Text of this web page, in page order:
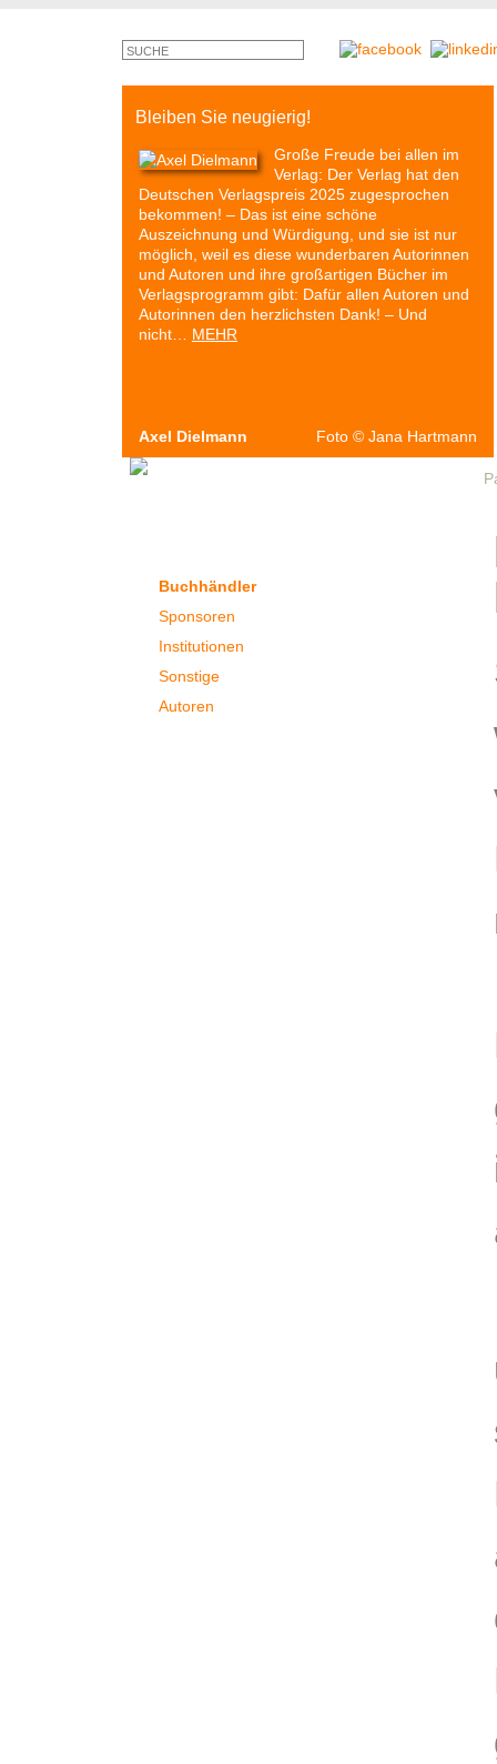
Bleiben Sie neugierig!
Große Freude bei allen im
Verlag: Der Verlag hat den
Deutschen Verlagspreis 2025 zugesprochen
bekommen! – Das ist eine schöne
Auszeichnung und Würdigung, und sie ist nur
möglich, weil es diese wunderbaren Autorinnen
und Autoren und ihre großartigen Bücher im
Verlagsprogramm gibt: Dafür allen Autoren und
Autorinnen den herzlichsten Dank! – Und
nicht… MEHR
Axel Dielmann Foto © Jana Hartmann
Autoren & Bücher
Buchhändler
Sponsoren
Institutionen
Sonstige
Autoren